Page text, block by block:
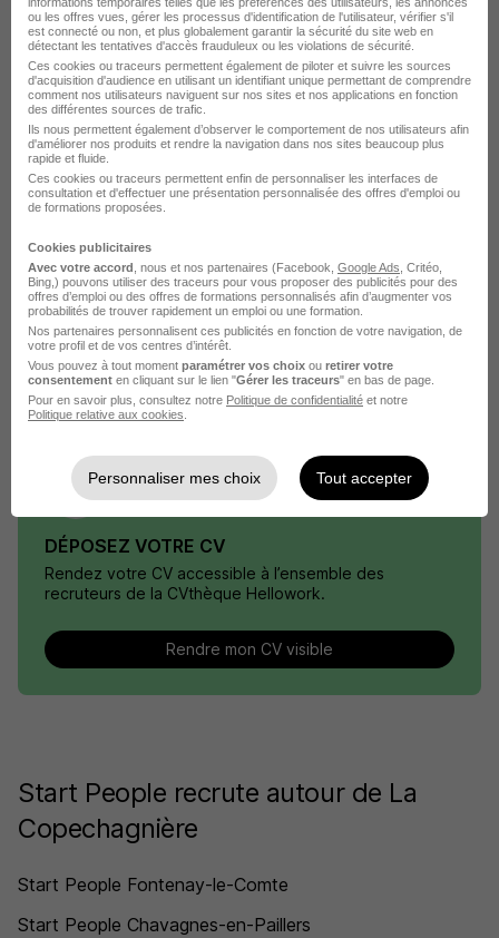
Voir l’offre
il y a 28 jours
sur 1
Élargissez votre recherche chez
Copechagnière
Entreprise Start People
Emploi La Copechagnière
Entreprise La Copechagnière
DÉPOSEZ VOTRE CV
Rendez votre CV accessible à l’ensemble des
recruteurs de la CVthèque Hellowork.
Rendre mon CV visible
Start People recrute autour de La
Copechagnière
Start People Fontenay-le-Comte
Start People Chavagnes-en-Paillers
ou les offres vues, gérer les processus d'identification de l'utilisateur, vérifier s'il
est connecté ou non, et plus globalement garantir la sécurité du site web en
détectant les tentatives d'accès frauduleux ou les violations de sécurité.
Ces cookies ou traceurs permettent également de piloter et suivre les sources
d'acquisition d'audience en utilisant un identifiant unique permettant de comprendre
comment nos utilisateurs naviguent sur nos sites et nos applications en fonction
des différentes sources de trafic.
Ils nous permettent également d’observer le comportement de nos utilisateurs afin
d'améliorer nos produits et rendre la navigation dans nos sites beaucoup plus
rapide et fluide.
Ces cookies ou traceurs permettent enfin de personnaliser les interfaces de
consultation et d'effectuer une présentation personnalisée des offres d'emploi ou
de formations proposées.
Cookies publicitaires
Avec votre accord , nous et nos partenaires (Facebook, Google Ads , Critéo,
Bing,) pouvons utiliser des traceurs pour vous proposer des publicités pour des
offres d’emploi ou des offres de formations personnalisés afin d’augmenter vos
probabilités de trouver rapidement un emploi ou une formation.
Nos partenaires personnalisent ces publicités en fonction de votre navigation, de
votre profil et de vos centres d’intérêt.
Vous pouvez à tout moment paramétrer vos choix ou retirer votre
consentement en cliquant sur le lien "Gérer les traceurs" en bas de page.
Pour en savoir plus, consultez notre Politique de confidentialité et notre
Politique relative aux cookies
Personnaliser mes choix Tout accepter